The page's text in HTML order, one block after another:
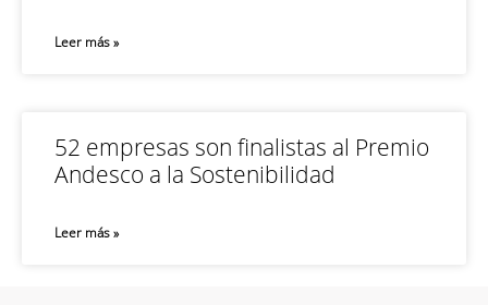
Leer más »
52 empresas son finalistas al Premio
Andesco a la Sostenibilidad
Leer más »